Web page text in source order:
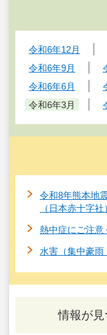
令和6年12月
令和6年9月
令和6年6月
令和6年3月
令和8年熊本地
（日本赤十字社
熱中症にご注意
水害（集中豪雨
情報が